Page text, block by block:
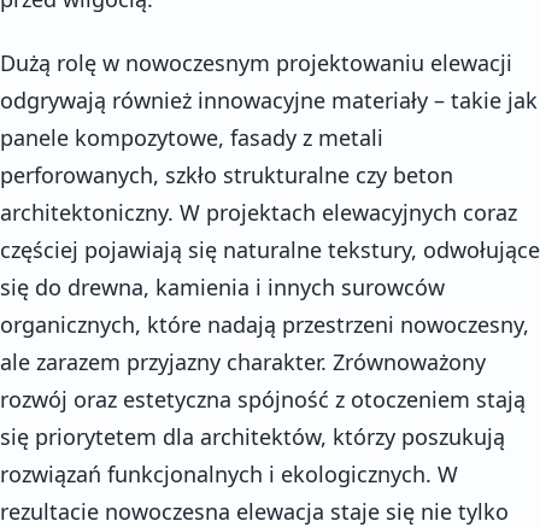
Dużą rolę w nowoczesnym projektowaniu elewacji
odgrywają również innowacyjne materiały – takie jak
panele kompozytowe, fasady z metali
perforowanych, szkło strukturalne czy beton
architektoniczny. W projektach elewacyjnych coraz
częściej pojawiają się naturalne tekstury, odwołujące
się do drewna, kamienia i innych surowców
organicznych, które nadają przestrzeni nowoczesny,
ale zarazem przyjazny charakter. Zrównoważony
rozwój oraz estetyczna spójność z otoczeniem stają
się priorytetem dla architektów, którzy poszukują
rozwiązań funkcjonalnych i ekologicznych. W
rezultacie nowoczesna elewacja staje się nie tylko